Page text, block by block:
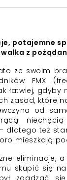
potajemne
walka z
ze swoim
FMX
łatwiej, gdyby
zasad, które
od
dlatego też
mieszkają
eliminacje,
skupić się
zgadzać